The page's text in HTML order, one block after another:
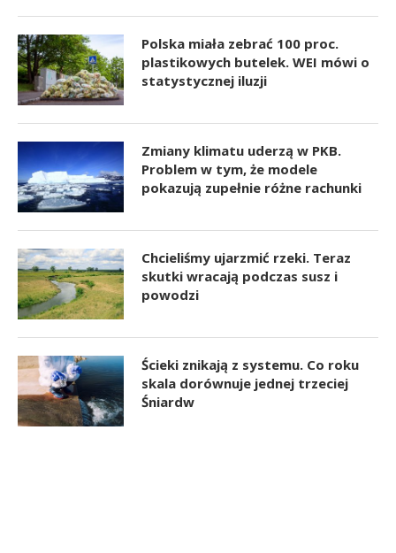
Polska miała zebrać 100 proc.
plastikowych butelek. WEI mówi o
statystycznej iluzji
Zmiany klimatu uderzą w PKB.
Problem w tym, że modele
pokazują zupełnie różne rachunki
Chcieliśmy ujarzmić rzeki. Teraz
skutki wracają podczas susz i
powodzi
Ścieki znikają z systemu. Co roku
skala dorównuje jednej trzeciej
Śniardw